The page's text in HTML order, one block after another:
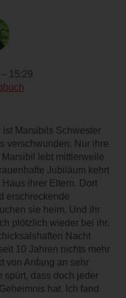
15:29
ist Marsibils Schwester
verschwunden. Nur ihre
lebt mittlerweile
Jubiläum kehrt
ihrer Eltern. Dort
erschreckende
sie heim. Und ihr
plötzlich wieder bei ihr.
Nacht
10 Jahren nichts mehr
von Anfang an sehr
spürt, dass doch jeder
hat. Ich fand